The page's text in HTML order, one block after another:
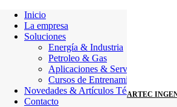
ARTEC
Inicio
La empresa
Soluciones
Energía & Industria
Petroleo & Gas
Aplicaciones & Servicios
Cursos de Entrenamiento
Novedades & Artículos Técnicos
Contacto